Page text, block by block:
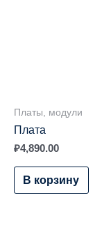
Платы, модули
Плата
₽4,890.00
В корзину